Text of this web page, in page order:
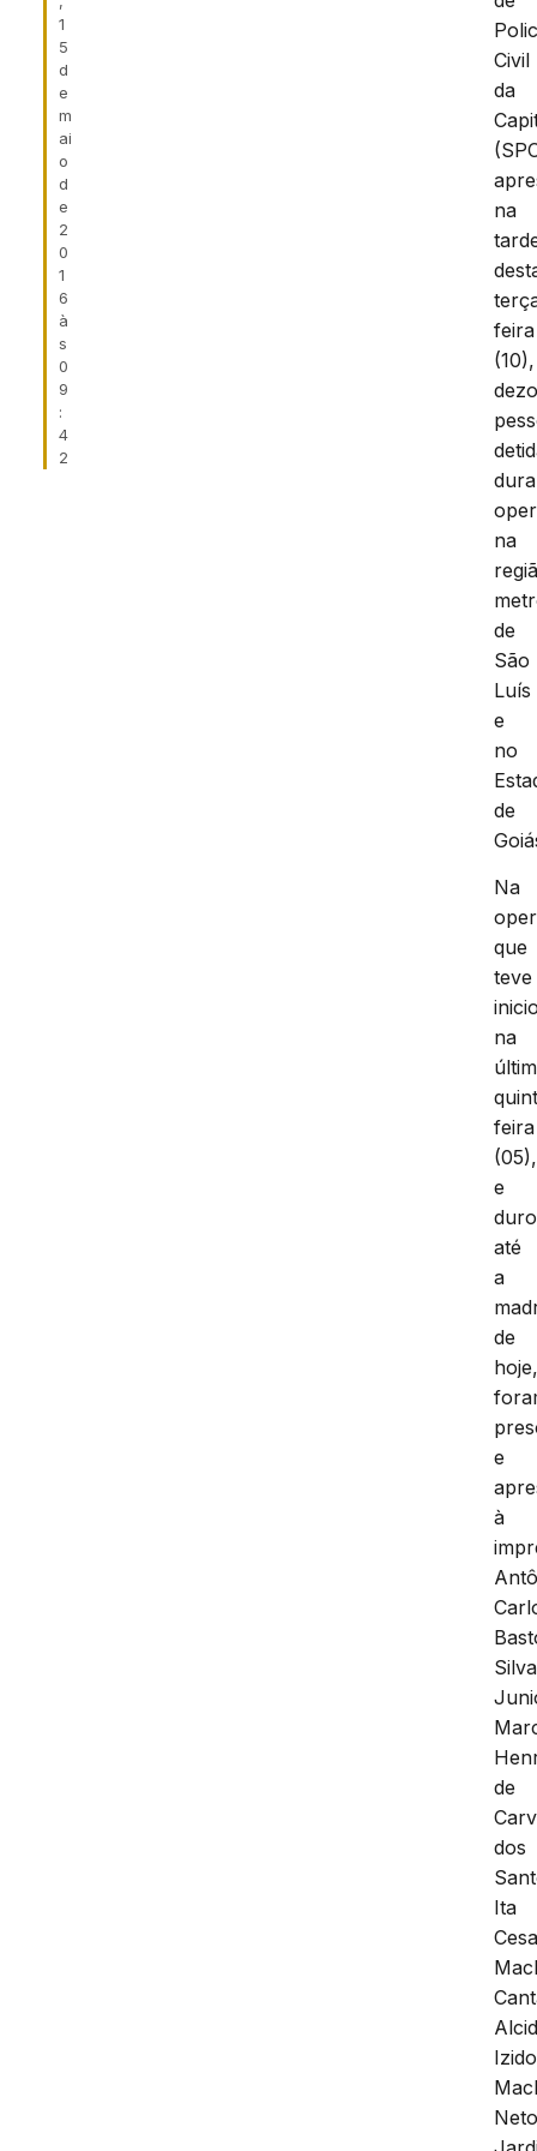
1
5
d
e
m
ai
o
d
e
2
0
1
6
à
s
0
9
:
4
2
Civil
da
na
feira
(10),
na
de
São
Luís
e
no
de
Na
que
teve
na
feira
(05),
e
até
a
de
e
à
Silva
de
dos
Ita